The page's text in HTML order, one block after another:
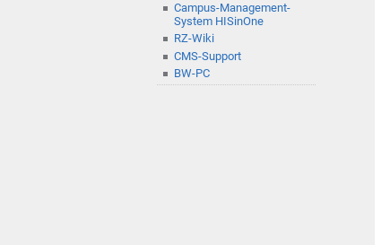
Campus-Management-
System HISinOne
RZ-Wiki
CMS-Support
BW-PC